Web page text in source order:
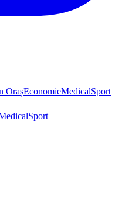
OrașEconomieMedicalSport
Sport